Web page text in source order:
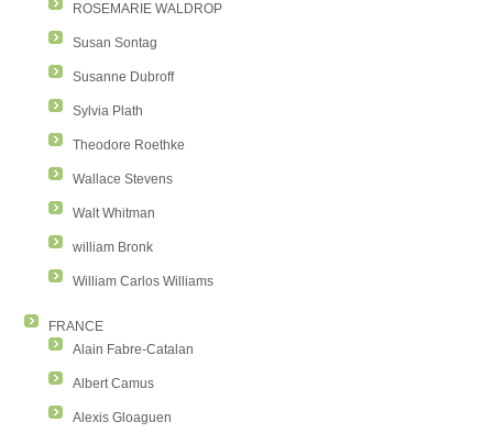
ROSEMARIE WALDROP
Susan Sontag
Susanne Dubroff
Sylvia Plath
Theodore Roethke
Wallace Stevens
Walt Whitman
william Bronk
William Carlos Williams
FRANCE
Alain Fabre-Catalan
Albert Camus
Alexis Gloaguen